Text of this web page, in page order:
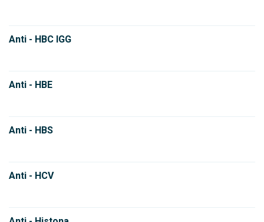
Anti - HBC IGG
Anti - HBE
Anti - HBS
Anti - HCV